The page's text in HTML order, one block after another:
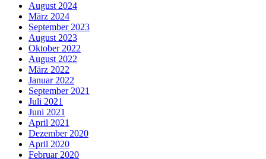
August 2024
März 2024
September 2023
August 2023
Oktober 2022
August 2022
März 2022
Januar 2022
September 2021
Juli 2021
Juni 2021
April 2021
Dezember 2020
April 2020
Februar 2020